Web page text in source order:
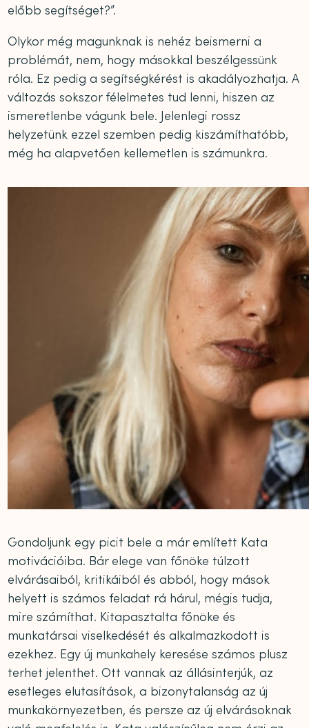
előbb segítséget?”.
Olykor még magunknak is nehéz beismerni a
problémát, nem, hogy másokkal beszélgessünk
róla. Ez pedig a segítségkérést is akadályozhatja. A
változás sokszor félelmetes tud lenni, hiszen az
ismeretlenbe vágunk bele. Jelenlegi rossz
helyzetünk ezzel szemben pedig kiszámíthatóbb,
még ha alapvetően kellemetlen is számunkra.
Gondoljunk egy picit bele a már említett Kata
motivációiba. Bár elege van főnöke túlzott
elvárásaiból, kritikáiból és abból, hogy mások
helyett is számos feladat rá hárul, mégis tudja,
mire számíthat. Kitapasztalta főnöke és
munkatársai viselkedését és alkalmazkodott is
ezekhez. Egy új munkahely keresése számos plusz
terhet jelenthet. Ott vannak az állásinterjúk, az
esetleges elutasítások, a bizonytalanság az új
munkakörnyezetben, és persze az új elvárásoknak